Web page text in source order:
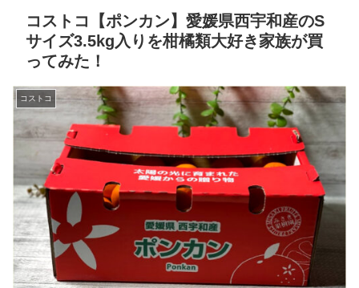
コストコ【ポンカン】愛媛県西宇和産のS
サイズ3.5kg入りを柑橘類大好き家族が買
ってみた！
コストコ